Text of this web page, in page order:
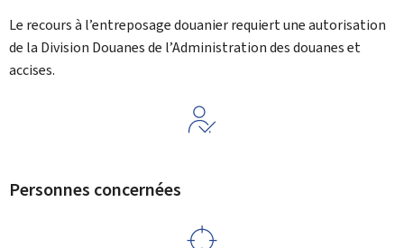
Le recours à l’entreposage douanier requiert une autorisation
de la Division Douanes de l’Administration des douanes et
accises.
Personnes concernées